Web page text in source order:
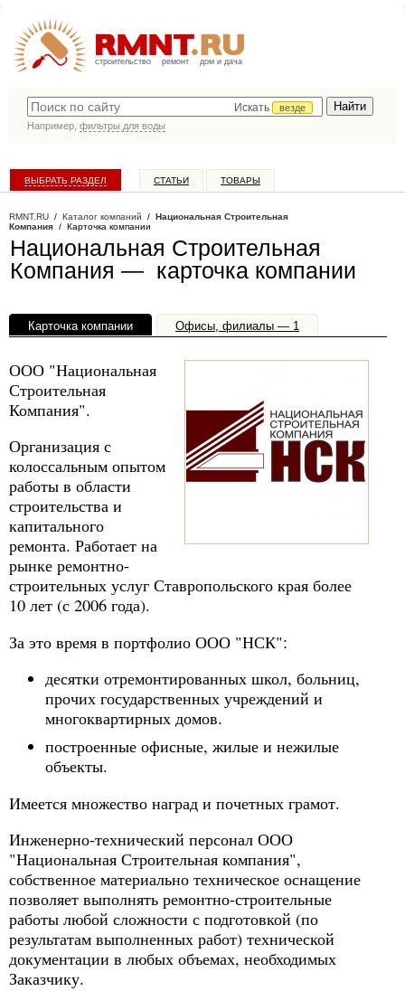
строительство ремонт дом и дача
Искать
везде
Например, фильтры для воды
ВЫБРАТЬ РАЗДЕЛ СТАТЬИ ТОВАРЫ
RMNT.RU / Каталог компаний / Национальная Строительная
Компания / Карточка компании
Национальная Строительная
Компания — карточка компании
Карточка компании Офисы, филиалы — 1
ООО "Национальная
Строительная
Компания".
Организация с
колоссальным опытом
работы в области
строительства и
капитального
ремонта. Работает на
рынке ремонтно-
строительных услуг Ставропольского края более
10 лет (с 2006 года).
За это время в портфолио ООО "НСК":
десятки отремонтированных школ, больниц,
прочих государственных учреждений и
многоквартирных домов.
построенные офисные, жилые и нежилые
объекты.
Имеется множество наград и почетных грамот.
Инженерно-технический персонал ООО
"Национальная Строительная компания",
собственное материально техническое оснащение
позволяет выполнять ремонтно-строительные
работы любой сложности с подготовкой (по
результатам выполненных работ) технической
документации в любых объемах, необходимых
Заказчику.